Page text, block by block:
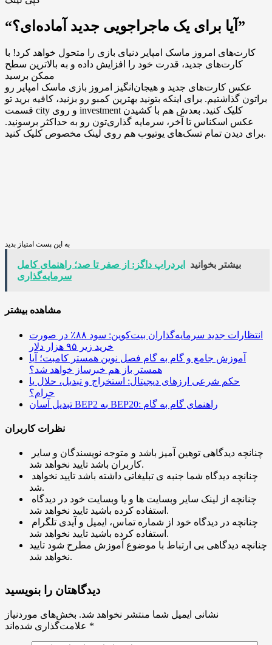
“آیا برای یک ماجراجویی جدید آماده‌ای؟”
کارت‌های امروز ماسک امپایر دنیای بازی را متحول خواهد کرد! با
کارت‌های جدید، قدرت خود را افزایش داده و به بالاترین سطح
ممکن برسید
عکس کارت‌های جدید و هیجان‌انگیز امروز بازی ماسک امپایر رو
براتون گذاشتیم. برای اینکه بتونید بهترین کمبو رو بزنید، کافیه برید تو
قسمت city و روی investment کلیک کنید. بعدش هم با کشیدن
عکس اسکناس تا آخر، سرمایه گذاری‌تون رو به حداکثر برسونید.
برای دیدن تمام تسک‌های یوتیوب هم روی لینک مخصوص کلیک کنید.
به این پست امتیاز بدید
بیشتر بخوانید
ایردراپ داگز: از صفر تا صد؛ راهنمای کامل
سرمایه‌گذاری
مشاهده بیشتر
انتظارات جدید سرمایه‌گذاران بیت‌کوین: سود ۸۸٪ در صورت
خرید زیر ۹۵ هزار دلار
آموزش جامع و گام به گام فصل نوین همستر کامبت؛ آیا
همستر باز هم خبرساز خواهد شد؟
حکم شرعی ارزهای دیجیتال: استخراج و تبدیل، حلال یا
حرام؟
تبدیل آسان BEP2 به BEP20: راهنمای گام به گام
نظرات کاربران
کاربران باشد تایید نخواهد شد.
شد.
استفاده کرده باشید تایید نخواهد شد.
استفاده کرده باشید تایید نخواهد شد.
چنانچه دیدگاهی بی ارتباط با موضوع آموزش مطرح شود تایید
نخواهد شد.
دیدگاهتان را بنویسید
نشانی ایمیل شما منتشر نخواهد شد. بخش‌های موردنیاز
*